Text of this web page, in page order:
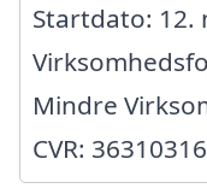
Startdato: 12.
Mindre
CVR: 36310316